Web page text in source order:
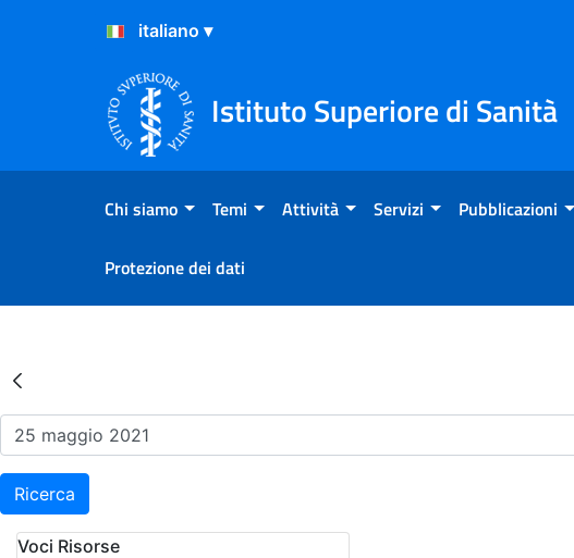
Salta al Contenuto
Salta al Footer
Istituto Superiore di Sanità
Chi siamo Temi Attività Servizi Pubblicazioni
Protezione dei dati
Risultati della Ricerca - Eventi
Ricerca
Voci Risorse